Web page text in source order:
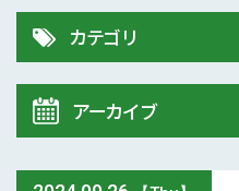
カテゴリ
令和8年 熊本地震関連情報
農業大学校
アーカイブ